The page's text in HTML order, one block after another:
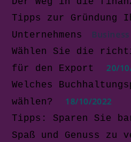
Tipps zur Gründung
Unternehmens
Business
Wählen Sie die
für den Export
20/
Welches
wählen?
18/10/2022
Tipps: Sparen Sie
Spaß und Genuss zu